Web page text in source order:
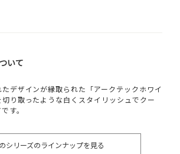
いて
デザインが縁取られた「アークテックホワイ
り取ったような白くスタイリッシュでクー
す。
シリーズのラインナップを見る